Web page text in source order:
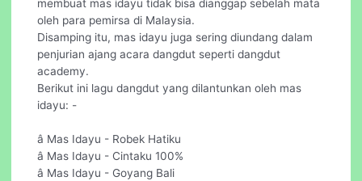
membuat mas idayu tidak bisa dianggap sebelah mata
oleh para pemirsa di Malaysia.
Disamping itu, mas idayu juga sering diundang dalam
penjurian ajang acara dangdut seperti dangdut
academy.
Berikut ini lagu dangdut yang dilantunkan oleh mas
idayu: -
â Mas Idayu - Robek Hatiku
â Mas Idayu - Cintaku 100%
â Mas Idayu - Goyang Bali